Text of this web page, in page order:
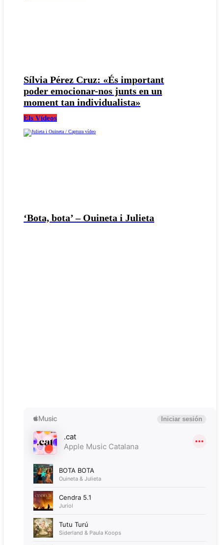
Sílvia Pérez Cruz: «És important
poder emocionar-nos junts en un
moment tan individualista»
Els Vídeos
‘Bota, bota’ – Ouineta i Julieta